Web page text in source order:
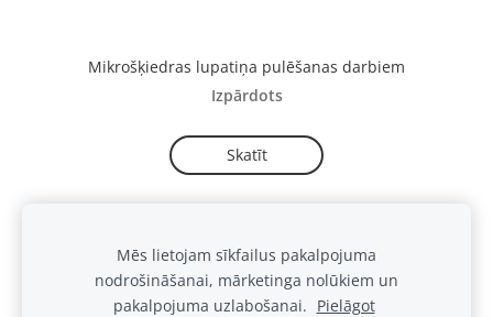
Mikrošķiedras lupatiņa pulēšanas darbiem
Izpārdots
Skatīt
Sīkdatnes
Mēs lietojam sīkfailus pakalpojuma
nodrošināšanai, mārketinga nolūkiem un
pakalpojuma uzlabošanai. Pielāgot